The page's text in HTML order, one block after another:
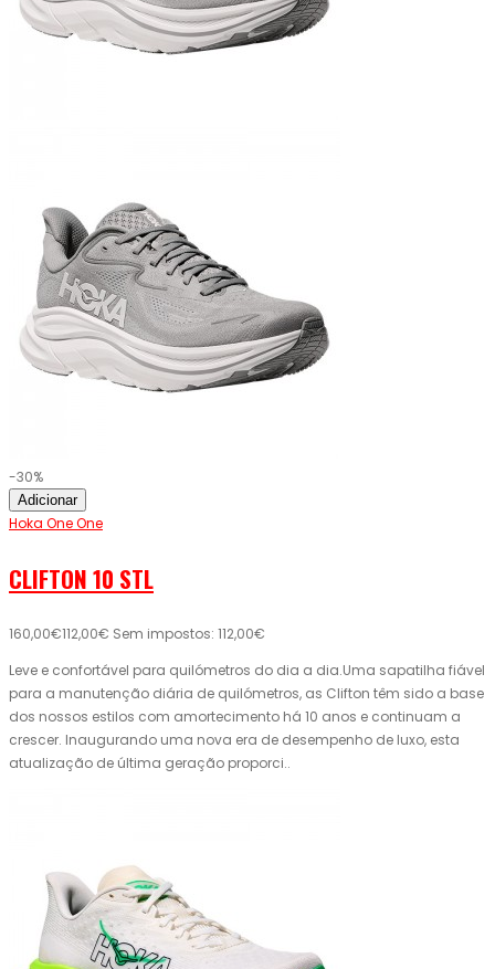
-30%
Adicionar
Hoka One One
CLIFTON 10 STL
160,00€112,00€ Sem impostos: 112,00€
Leve e confortável para quilómetros do dia a dia.Uma sapatilha fiável
para a manutenção diária de quilómetros, as Clifton têm sido a base
dos nossos estilos com amortecimento há 10 anos e continuam a
crescer. Inaugurando uma nova era de desempenho de luxo, esta
atualização de última geração proporci..